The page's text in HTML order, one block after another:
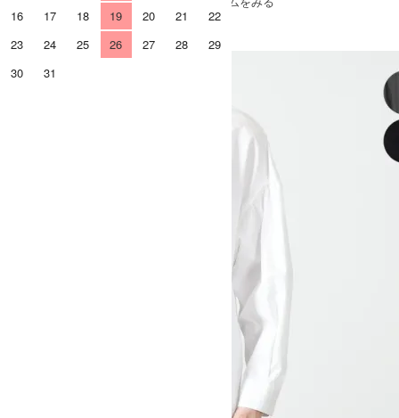
16
17 18 19 20 21
22
23
24 25 26 27 28
29
30
31